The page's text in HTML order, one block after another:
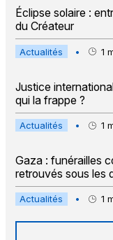
Éclipse solaire :
du Créateur
Actualités • 1
Justice
qui la frappe ?
Actualités • 1
Gaza : funérailles
retrouvés sous les
Actualités • 1